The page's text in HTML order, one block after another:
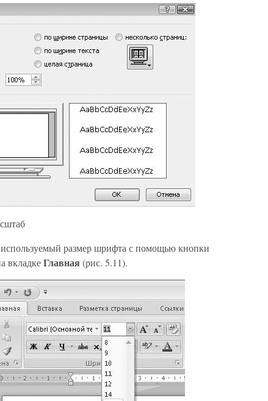
размер шрифта с помощью кнопки
вкладкеГлавная (рис. 5.11).